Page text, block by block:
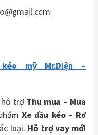
mỹ Mr.Diện –
hỗ trợ Thu mua – Mua
Xe đầu kéo – Rơ
loại. Hỗ trợ vay mới